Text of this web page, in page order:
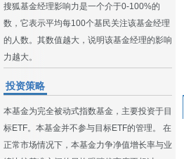
搜狐基金经理影响力是一个介于0-100%的
数，它表示平均每100个基民关注该基金经理
的人数。其数值越大，说明该基金经理的影响
力越大。
投资策略
本基金为完全被动式指数基金，主要投资于目
标ETF。本基金并不参与目标ETF的管理。 在
正常市场情况下，本基金力争净值增长率与业